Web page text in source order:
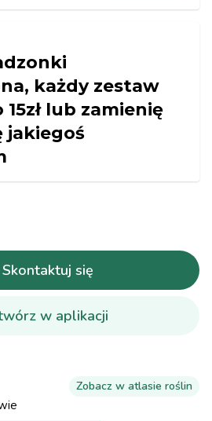
każdy zestaw
lub zamienię
jakiegoś
Skontaktuj się
w aplikacji
Zobacz w atlasie roślin